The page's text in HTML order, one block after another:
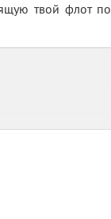
твой флот